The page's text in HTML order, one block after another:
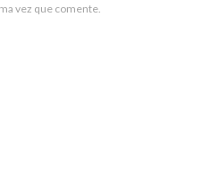
vez que comente.